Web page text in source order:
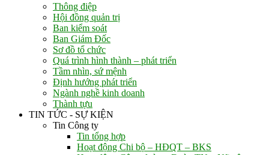
Thông điệp
Hội đồng quản trị
Ban kiểm soát
Ban Giám Đốc
Sơ đồ tổ chức
Quá trình hình thành – phát triển
Tầm nhìn, sứ mệnh
Định hướng phát triển
Ngành nghề kinh doanh
Thành tựu
TIN TỨC - SỰ KIỆN
Tin Công ty
Tin tổng hợp
Hoạt động Chi bộ – HĐQT – BKS